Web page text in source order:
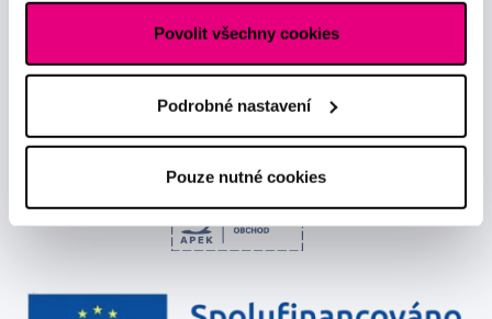
Povolit všechny cookies
Podrobné nastavení
Pouze nutné cookies
a souhlasím sezpracováním osobních údajůpro tyto účely.